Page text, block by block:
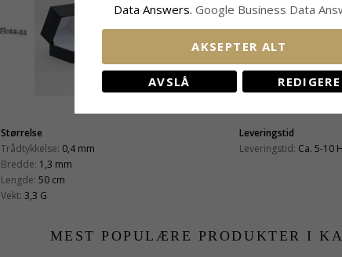
Størrelse
Trådtykkelse: 0,4 mm
Bredde: 1,3 mm
Lengde: 50 cm
Vekt: 3,3 G
Leveringstid
Leveringstid: Ca. 5-10
MEST POPULÆRE PRODUKTER I
Data Answers. Google Business Data
AKSEPTER ALT
AVSLÅ REDIGERE